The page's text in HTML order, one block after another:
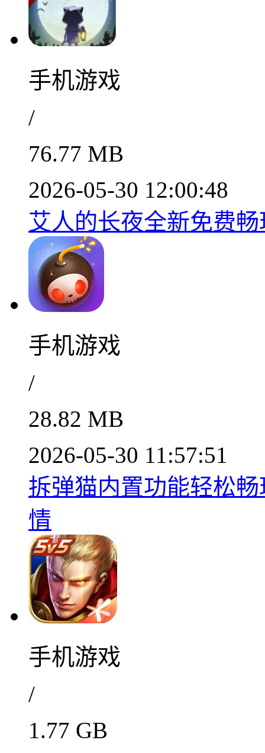
手机游戏
/
76.77 MB
2026-05-30 12:00:48
艾人的长夜全新免费
手机游戏
/
28.82 MB
2026-05-30 11:57:51
拆弹猫内置功能轻松
情
手机游戏
/
1.77 GB